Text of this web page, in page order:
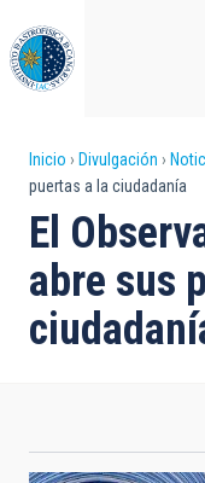
al
contenido
principal
Sobrescribir
enlaces
de
ayuda
a
Inicio Divulgación
puertas a la ciudadanía
El
abre sus